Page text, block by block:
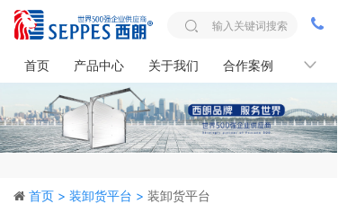
首页 产品中心 关于我们 合作案例 联系我
首页 > 装卸货平台 > 装卸货平台